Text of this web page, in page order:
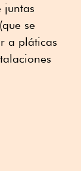
juntas
se
a pláticas